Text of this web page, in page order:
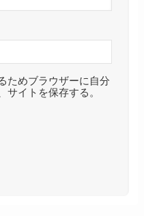
ためブラウザーに自分
サイトを保存する。